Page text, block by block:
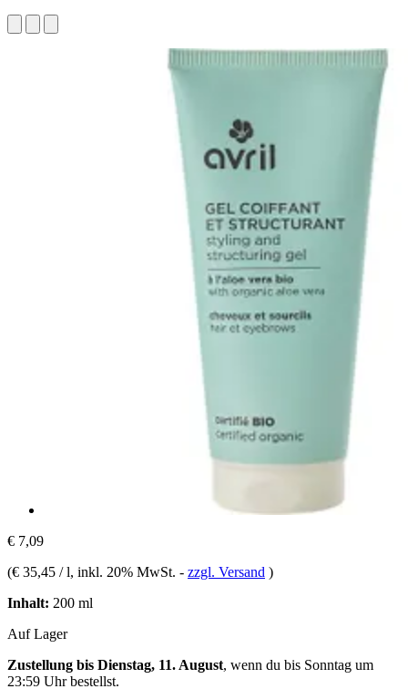
€ 7,09
(€ 35,45 / l, inkl. 20% MwSt. - zzgl. Versand )
Inhalt: 200 ml
Auf Lager
Zustellung bis Dienstag, 11. August, wenn du bis Sonntag um
23:59 Uhrbestellst.